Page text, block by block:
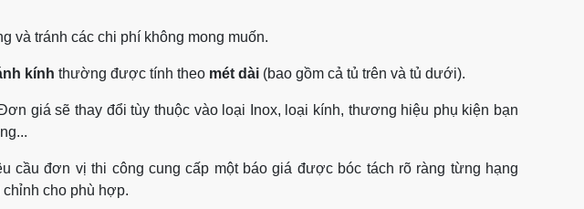
và tránh các chi phí không mong muốn.
kính thường được tính theo mét dài (bao gồm cả tủ trên và tủ dưới).
giá sẽ thay đổi tùy thuộc vào loại Inox, loại kính, thương hiệu phụ kiện bạn
cầu đơn vị thi công cung cấp một báo giá được bóc tách rõ ràng từng hạng
cho phù hợp.